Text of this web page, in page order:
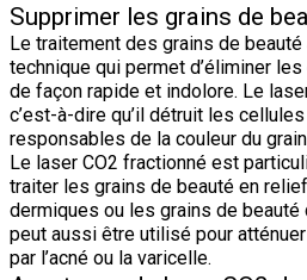
Supprimer les grains de
Le traitement des grains de
technique qui permet d’éliminer
de façon rapide et indolore. Le
c’est-à-dire qu’il détruit les
responsables de la couleur du
Le laser CO2 fractionné est
traiter les grains de beauté en
dermiques ou les grains de beauté
peut aussi être utilisé pour
par l’acné ou la varicelle.